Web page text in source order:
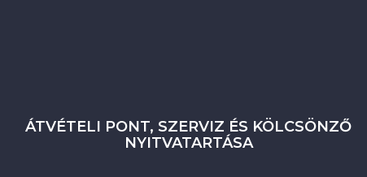
ÁTVÉTELI PONT, SZERVIZ ÉS KÖLCSÖNZŐ
NYITVATARTÁSA